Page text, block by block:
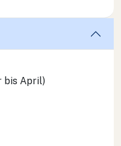
bis April)